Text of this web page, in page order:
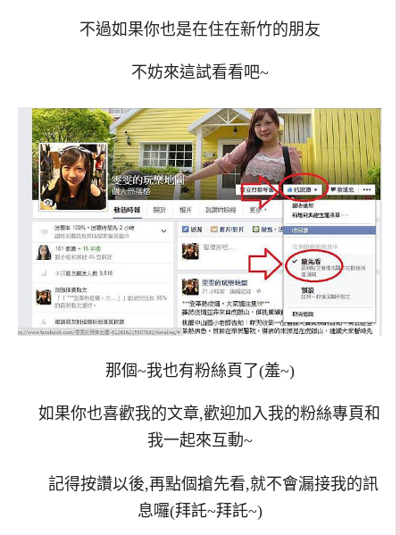
不過如果你也是在住在新竹的朋友
不妨來這試看看吧~
那個~我也有粉絲頁了(羞~)
如果你也喜歡我的文章,歡迎加入我的粉絲專頁和
我一起來互動~
記得按讚以後,再點個搶先看,就不會漏接我的訊
息囉(拜託~拜託~)